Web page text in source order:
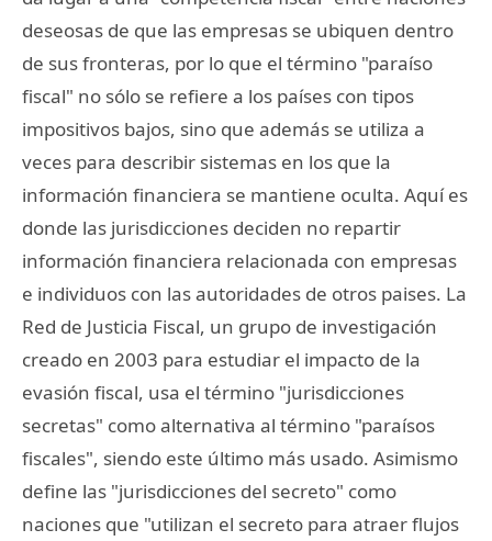
deseosas de que las empresas se ubiquen dentro
de sus fronteras, por lo que el término "paraíso
fiscal" no sólo se refiere a los países con tipos
impositivos bajos, sino que además se utiliza a
veces para describir sistemas en los que la
información financiera se mantiene oculta. Aquí es
donde las jurisdicciones deciden no repartir
información financiera relacionada con empresas
e individuos con las autoridades de otros paises. La
Red de Justicia Fiscal, un grupo de investigación
creado en 2003 para estudiar el impacto de la
evasión fiscal, usa el término "jurisdicciones
secretas" como alternativa al término "paraísos
fiscales", siendo este último más usado. Asimismo
define las "jurisdicciones del secreto" como
naciones que "utilizan el secreto para atraer flujos